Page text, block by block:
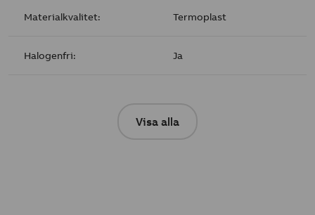
Materialkvalitet: Termoplast
Halogenfri: Ja
Visa alla